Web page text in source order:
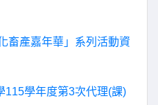
畜產嘉年華」系列活動資
115學年度第3次代理(課)